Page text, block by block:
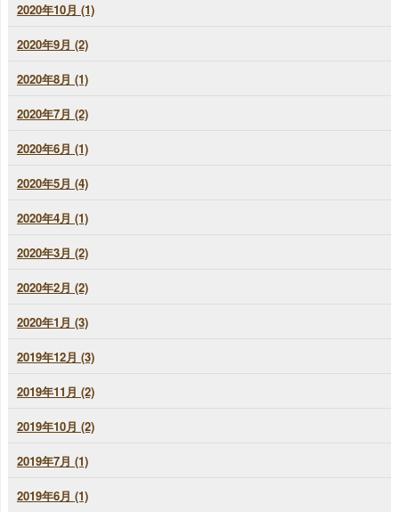
2020年10月 (1)
2020年9月 (2)
2020年8月 (1)
2020年7月 (2)
2020年6月 (1)
2020年5月 (4)
2020年4月 (1)
2020年3月 (2)
2020年2月 (2)
2020年1月 (3)
2019年12月 (3)
2019年11月 (2)
2019年10月 (2)
2019年7月 (1)
2019年6月 (1)